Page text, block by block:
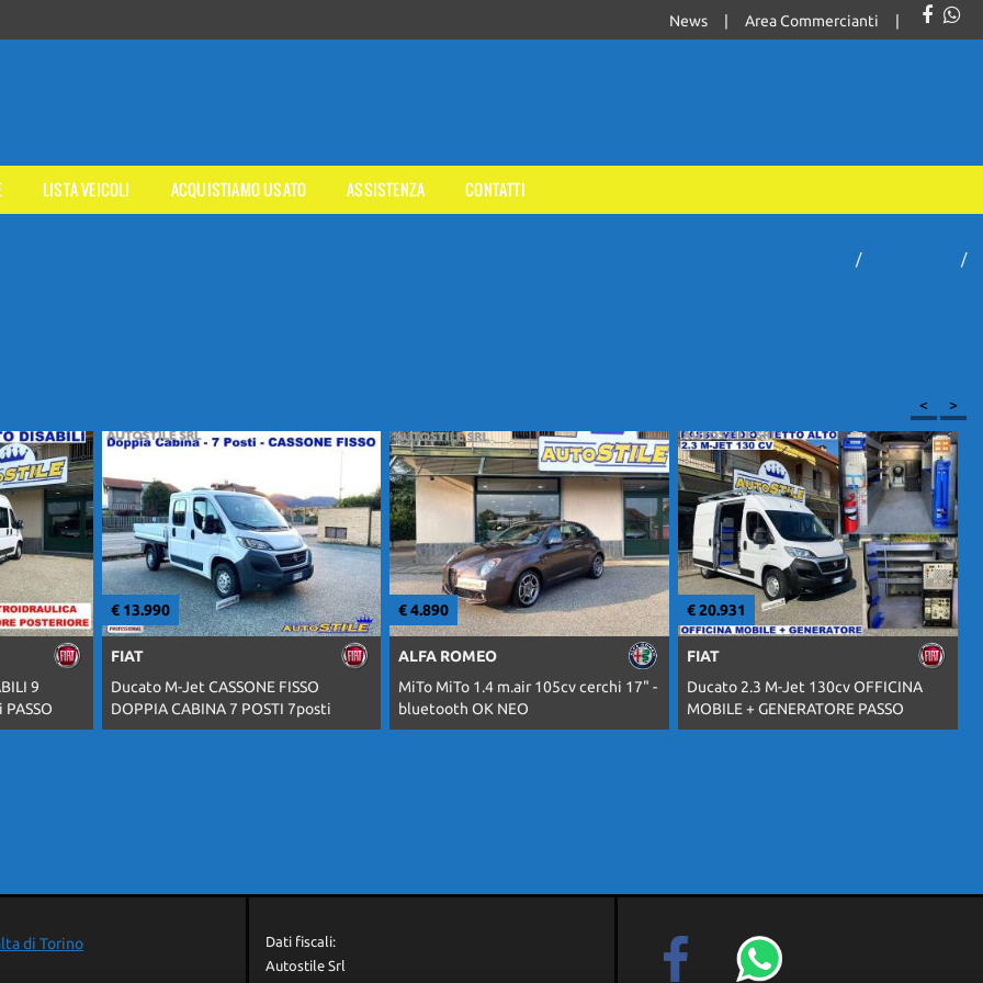
News Area Commercianti
LISTA VEICOLI ACQUISTIAMO USATO ASSISTENZA CONTATTI
/ /
< >
9
€ 13.990
FIAT
Ducato M-Jet CASSONE FISSO
DOPPIA CABINA 7 POSTI 7posti
€ 4.890
ALFA ROMEO
MiTo MiTo 1.4 m.air 105cv cerchi 17" -
bluetooth OK NEO
€ 20.931
FIAT
Ducato 2.3 M-Jet 130cv OFFICINA
MOBILE + GENERATORE PASSO
di Torino
Dati fiscali:
Autostile Srl